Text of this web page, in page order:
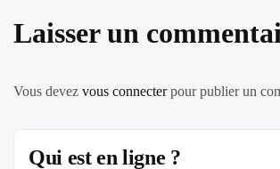
Laisser un
Vous devez vous connecterpour publier un
Qui est en ligne ?